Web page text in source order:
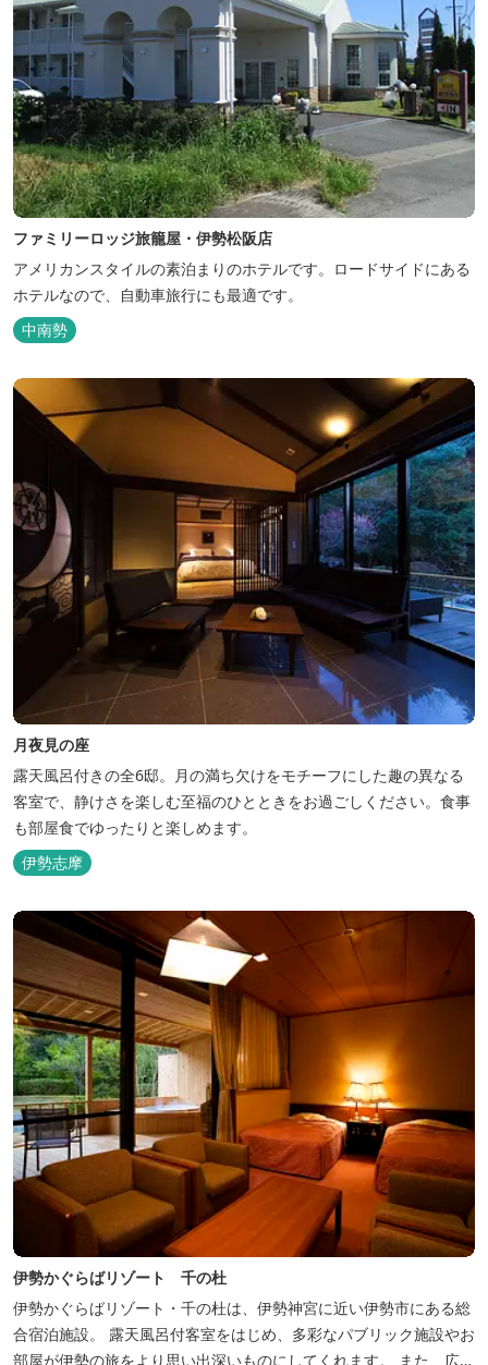
ファミリーロッジ旅籠屋・伊勢松阪店
アメリカンスタイルの素泊まりのホテルです。ロードサイドにある
ホテルなので、自動車旅行にも最適です。
中南勢
月夜見の座
露天風呂付きの全6邸。月の満ち欠けをモチーフにした趣の異なる
客室で、静けさを楽しむ至福のひとときをお過ごしください。食事
も部屋食でゆったりと楽しめます。
伊勢志摩
伊勢かぐらばリゾート 千の杜
伊勢かぐらばリゾート・千の杜は、伊勢神宮に近い伊勢市にある総
合宿泊施設。 露天風呂付客室をはじめ、多彩なパブリック施設やお
部屋が伊勢の旅をより思い出深いものにしてくれます。 また、広大